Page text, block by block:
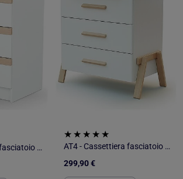
AT4 - Cassettiera fasciatoio 3 cassetti CARROUSEL legno - Bianco/Faggio natural - 79 x 65,5 x 94 cm
AT4 - Cassettiera fasciatoio 3 cassetti Canaille legno - Bianco/Faggio natural - 87 x 66 x 94 cm
299,90 €